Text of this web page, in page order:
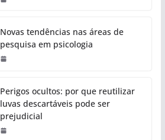
Novas tendências nas áreas de
pesquisa em psicologia
Perigos ocultos: por que reutilizar
luvas descartáveis pode ser
prejudicial